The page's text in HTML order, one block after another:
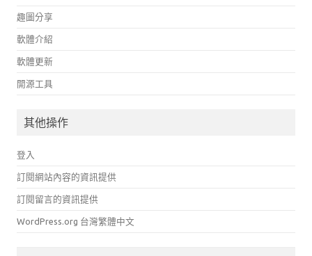
趣圖分享
軟體介紹
軟體更新
開源工具
其他操作
登入
訂閱網站內容的資訊提供
訂閱留言的資訊提供
WordPress.org 台灣繁體中文